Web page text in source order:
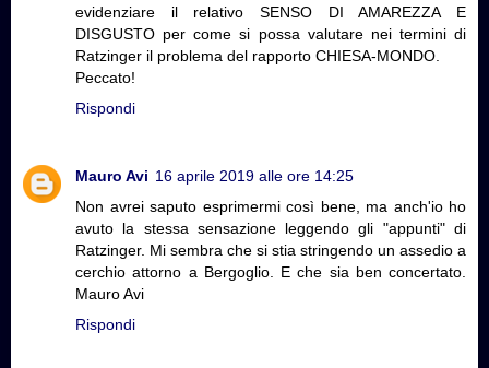
evidenziare il relativo SENSO DI AMAREZZA E
DISGUSTO per come si possa valutare nei termini di
Ratzinger il problema del rapporto CHIESA-MONDO.
Peccato!
Rispondi
Mauro Avi 16 aprile 2019 alle ore 14:25
Non avrei saputo esprimermi così bene, ma anch'io ho
avuto la stessa sensazione leggendo gli "appunti" di
Ratzinger. Mi sembra che si stia stringendo un assedio a
cerchio attorno a Bergoglio. E che sia ben concertato.
Mauro Avi
Rispondi